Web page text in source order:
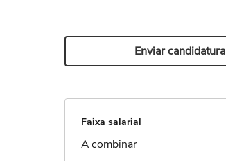
Enviar candidatura
Faixa salarial
A combinar